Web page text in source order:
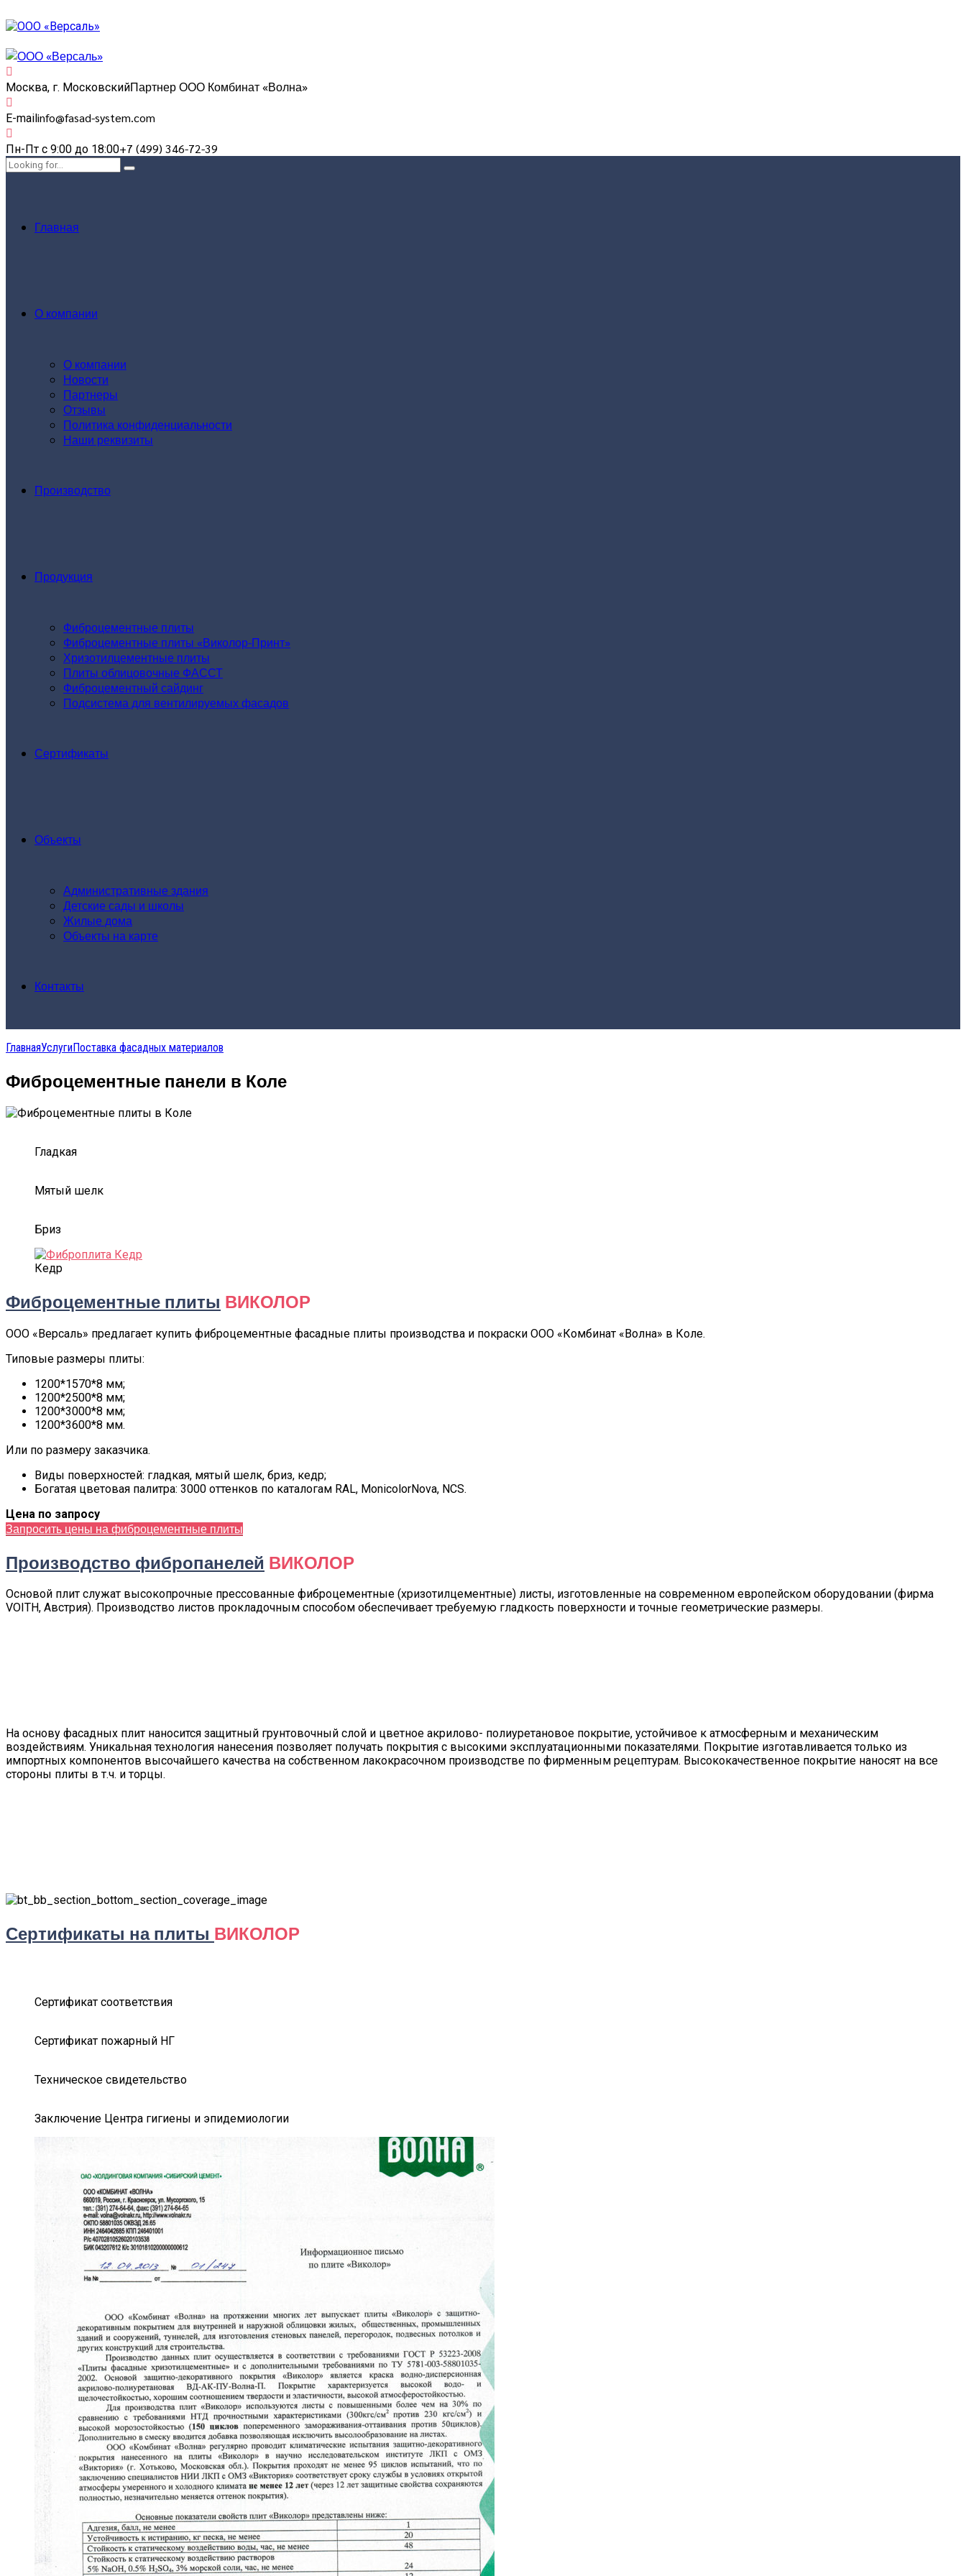
Москва, г. МосковскийПартнер ООО Комбинат «Волна»
E-mailinfo@fasad-system.com
Пн-Пт с 9:00 до 18:00+7 (499) 346-72-39
Главная
О компании
О компании
Новости
Партнеры
Отзывы
Политика конфиденциальности
Наши реквизиты
Производство
Продукция
Фиброцементные плиты
Фиброцементные плиты «Виколор-Принт»
Хризотилцементные плиты
Плиты облицовочные ФАССТ
Фиброцементный сайдинг
Подсистема для вентилируемых фасадов
Сертификаты
Объекты
Административные здания
Детские сады и школы
Жилые дома
Объекты на карте
Контакты
ГлавнаяУслугиПоставка фасадных материалов
Фиброцементные панели в Коле
Гладкая
Мятый шелк
Бриз
Кедр
Фиброцементные плиты ВИКОЛОР
ООО «Версаль» предлагает купить фиброцементные фасадные плиты производства и покраски ООО «Комбинат «Волна» в Коле.
Типовые размеры плиты:
1200*1570*8 мм;
1200*2500*8 мм;
1200*3000*8 мм;
1200*3600*8 мм.
Или по размеру заказчика.
Виды поверхностей: гладкая, мятый шелк, бриз, кедр;
Богатая цветовая палитра: 3000 оттенков по каталогам RAL, MonicolorNova, NCS.
Цена по запросу
Запросить цены на фиброцементные плиты
Производство фибропанелей ВИКОЛОР
Основой плит служат высокопрочные прессованные фиброцементные (хризотилцементные) листы, изготовленные на современном европейском оборудовании (фирма
VOITH, Австрия). Производство листов прокладочным способом обеспечивает требуемую гладкость поверхности и точные геометрические размеры.
На основу фасадных плит наносится защитный грунтовочный слой и цветное акрилово- полиуретановое покрытие, устойчивое к атмосферным и механическим
воздействиям. Уникальная технология нанесения позволяет получать покрытия с высокими эксплуатационными показателями. Покрытие изготавливается только из
импортных компонентов высочайшего качества на собственном лакокрасочном производстве по фирменным рецептурам. Высококачественное покрытие наносят на все
стороны плиты в т.ч. и торцы.
Сертификаты на плиты ВИКОЛОР
Сертификат соответствия
Сертификат пожарный НГ
Техническое свидетельство
Заключение Центра гигиены и эпидемиологии